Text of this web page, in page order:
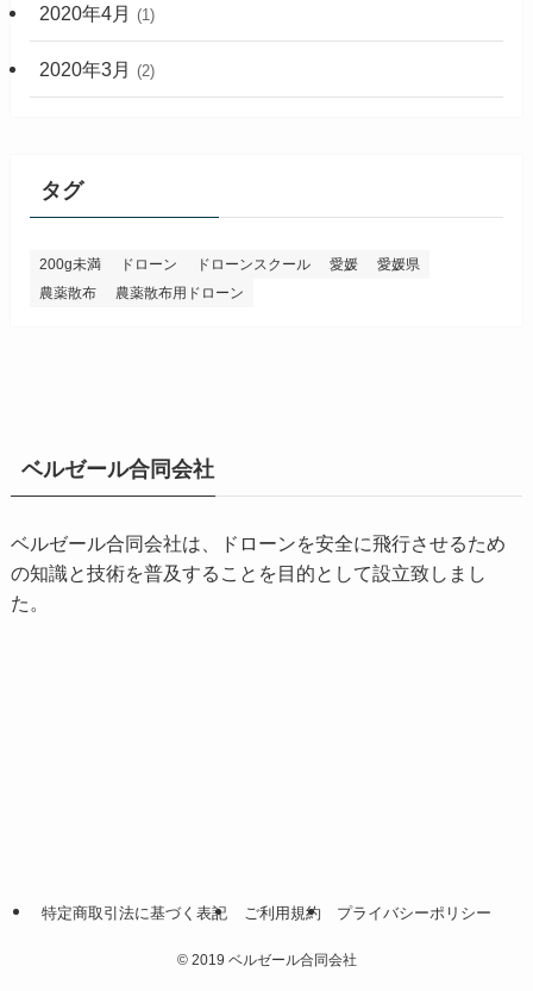
2020年4月 (1)
2020年3月 (2)
タグ
200g未満 ドローン ドローンスクール 愛媛
愛媛県
農薬散布
農薬散布用ドローン
ベルゼール合同会社
ベルゼール合同会社は、ドローンを安全に飛行させるため
の知識と技術を普及することを目的として設立致しまし
た。
特定商取引法に基づく表記 ご利用規約 プライバシーポリシー
©2019 ベルゼール合同会社